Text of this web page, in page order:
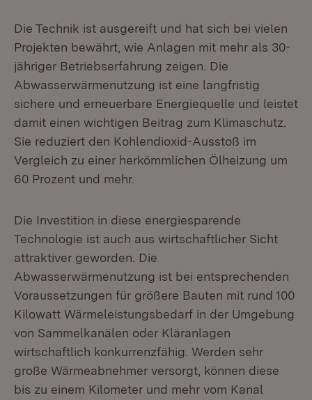
Die Technik ist ausgereift und hat sich bei vielen
Projekten bewährt, wie Anlagen mit mehr als 30-
jähriger Betriebserfahrung zeigen. Die
Abwasserwärmenutzung ist eine langfristig
sichere und erneuerbare Energiequelle und leistet
damit einen wichtigen Beitrag zum Klimaschutz.
Sie reduziert den Kohlendioxid-Ausstoß im
Vergleich zu einer herkömmlichen Ölheizung um
60 Prozent und mehr.
Die Investition in diese energiesparende
Technologie ist auch aus wirtschaftlicher Sicht
attraktiver geworden. Die
Abwasserwärmenutzung ist bei entsprechenden
Voraussetzungen für größere Bauten mit rund 100
Kilowatt Wärmeleistungsbedarf in der Umgebung
von Sammelkanälen oder Kläranlagen
wirtschaftlich konkurrenzfähig. Werden sehr
große Wärmeabnehmer versorgt, können diese
bis zu einem Kilometer und mehr vom Kanal